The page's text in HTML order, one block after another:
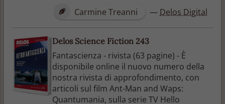
Carmine Treanni
— Delos Digital
Delos Science Fiction 243
Fantascienza - rivista (63 pagine) - È
disponibile online il nuovo numero della
nostra rivista di approfondimento, con
articoli sul film Ant-Man and Waps:
Quantumania, sulla serie TV Hello